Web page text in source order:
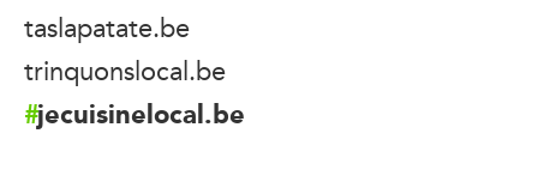
taslapatate.be
trinquonslocal.be
jecuisinelocal.be